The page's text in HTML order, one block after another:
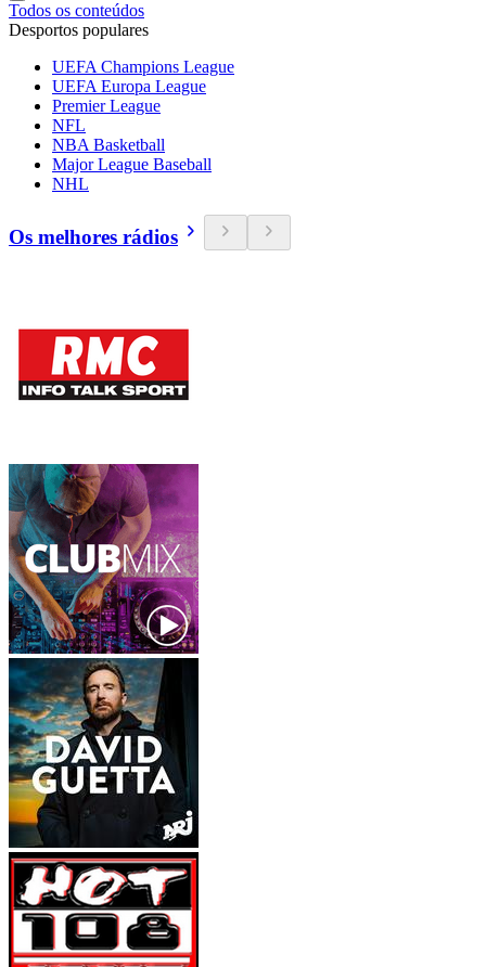
Todos os conteúdos
Desportos populares
UEFA Champions League
UEFA Europa League
Premier League
NFL
NBA Basketball
Major League Baseball
NHL
Os melhores rádios